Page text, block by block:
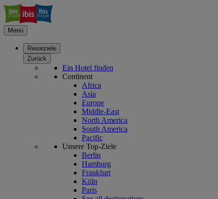
Menü
Reiseziele
Zurück
Ein Hotel finden
Continent
Africa
Asia
Europe
Middle-East
North America
South America
Pacific
Unsere Top-Ziele
Berlin
Hamburg
Frankfurt
Köln
Paris